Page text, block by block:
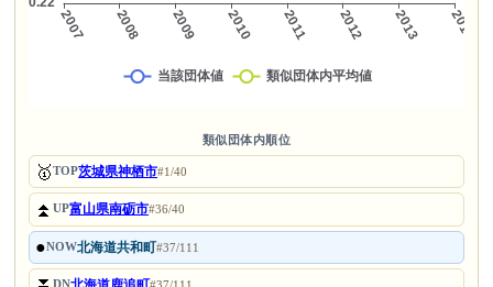
類似団体内順位
🥇TOP茨城県神栖市#1/40
⏫UP富山県南砺市#36/40
●NOW北海道共和町#37/111
DN #37/111